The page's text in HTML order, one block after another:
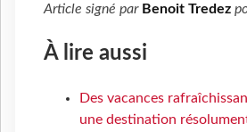
Article signé par Benoit Tredez
À lire aussi
Des vacances
une destination